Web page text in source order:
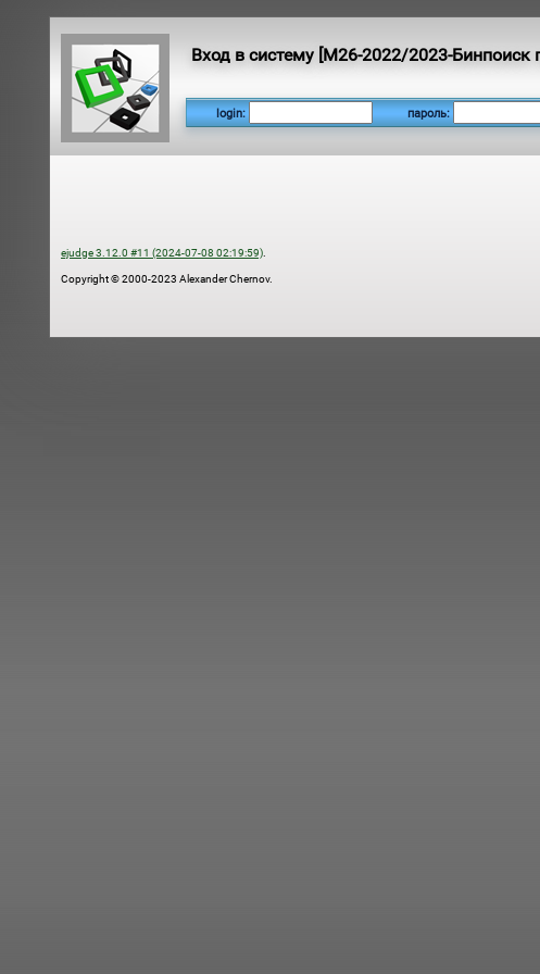
Вход в систему [M26-2022/2023-Бинпоиск
login: пароль:
ejudge 3.12.0 #11 (2024-07-08 02:19:59)
Copyright © 2000-2023 Alexander Chernov.